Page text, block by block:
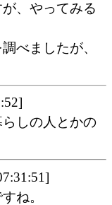
、やってみる
べましたが、
しの人とかの
ね。